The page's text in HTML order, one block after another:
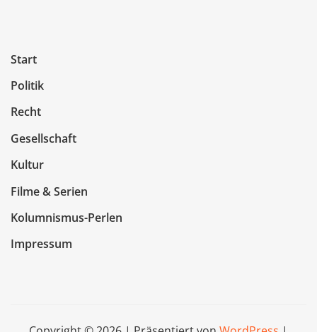
Start
Politik
Recht
Gesellschaft
Kultur
Filme & Serien
Kolumnismus-Perlen
Impressum